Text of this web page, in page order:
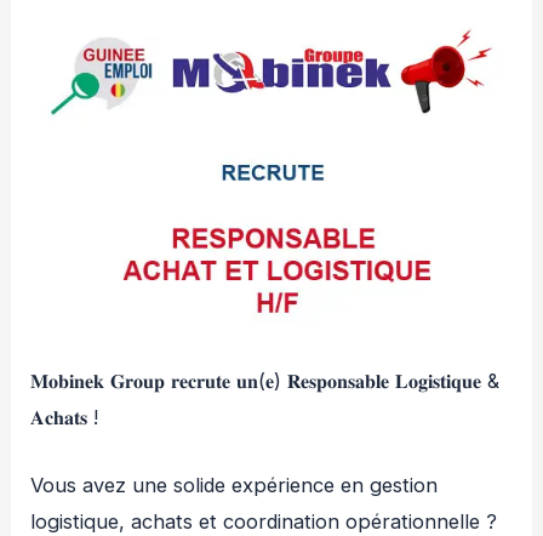
𝐌𝐨𝐛𝐢𝐧𝐞𝐤 𝐆𝐫𝐨𝐮𝐩 𝐫𝐞𝐜𝐫𝐮𝐭𝐞 𝐮𝐧(𝐞) 𝐑𝐞𝐬𝐩𝐨𝐧𝐬𝐚𝐛𝐥𝐞 𝐋𝐨𝐠𝐢𝐬𝐭𝐢𝐪𝐮𝐞 &
𝐀𝐜𝐡𝐚𝐭𝐬 !
Vous avez une solide expérience en gestion
logistique, achats et coordination opérationnelle ?